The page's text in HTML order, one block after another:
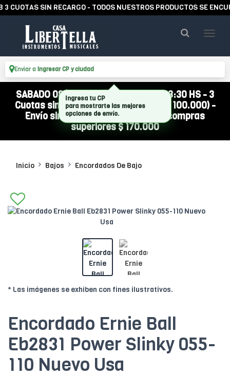
SIN RECARGO - TODOS NUESTROS PRODUCTOS SE
Enviar a Ingresar CP y ciudad
SABADO 08/08 ABIERTO DE 10:00 A 13:30 HS - 3
Cuotas sin interés (compra mínima $ 100.000) -
Envío sin cargo a todo el país por compras
superiores $ 170.000
Inicio Bajos Encordados De Bajo
* Las imágenes se exhiben con fines ilustrativos.
Encordado Ernie Ball
Eb2831 Power Slinky 055-
110 Nuevo Usa